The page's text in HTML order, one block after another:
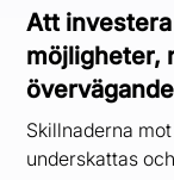
Att
möjligheter,
Skillnaderna
underskattas